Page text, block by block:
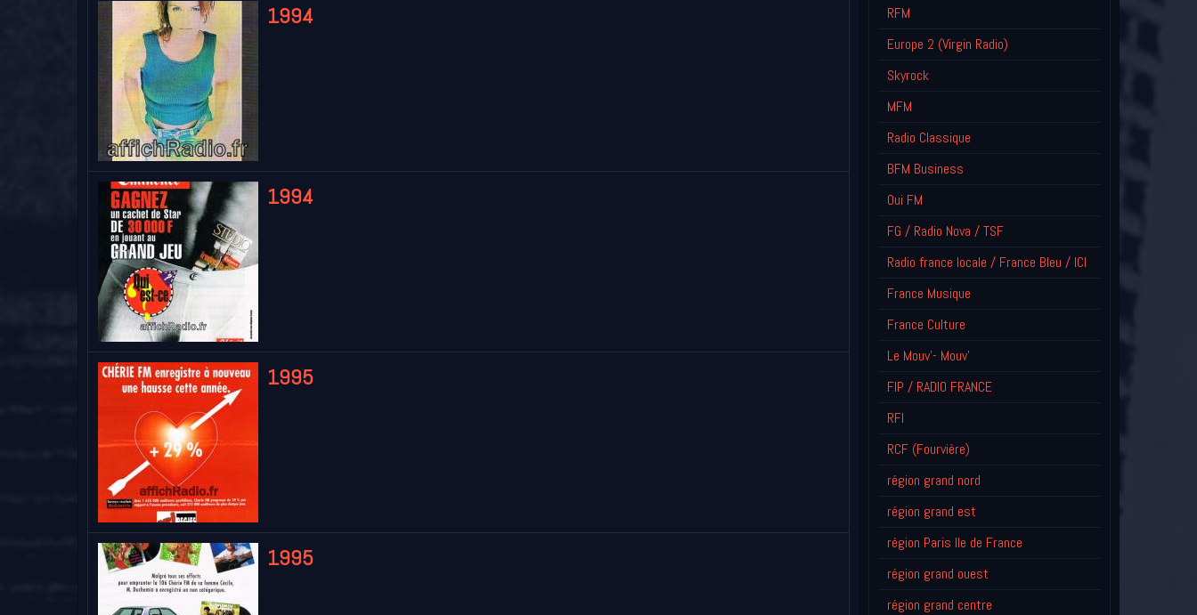
1994
1994
1995
1995
RFM
Europe 2 (Virgin Radio)
Skyrock
MFM
Radio Classique
BFM Business
Oui FM
FG / Radio Nova / TSF
Radio france locale / France Bleu / ICI
France Musique
France Culture
Le Mouv'- Mouv'
FIP / RADIO FRANCE
RFI
RCF (Fourvière)
région grand nord
région grand est
région Paris Ile de France
région grand ouest
région grand centre